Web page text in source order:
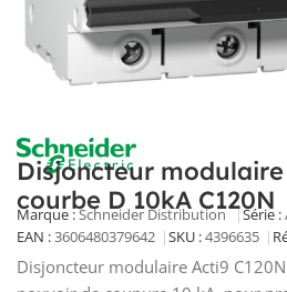
Disjoncteur modulaire
courbe D 10kA C120N
Marque :Schneider Distribution Série :
EAN :3606480379642 SKU :4396635
Disjoncteur modulaire Acti9